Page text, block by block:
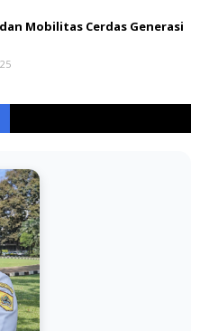
Mobilitas Cerdas Generasi